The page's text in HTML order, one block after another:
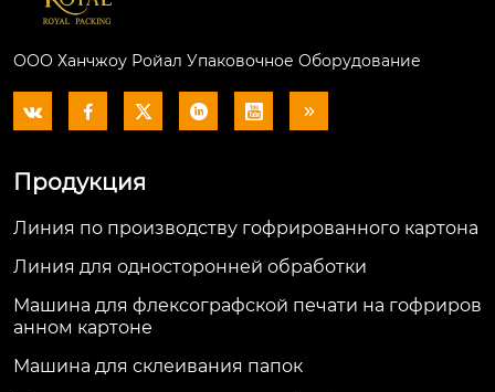
ООО Ханчжоу Ройал Упаковочное Оборудование
     
Продукция
Линия по производству гофрированного картона
Линия для односторонней обработки
Машина для флексографской печати на гофриров
анном картоне
Машина для склеивания папок